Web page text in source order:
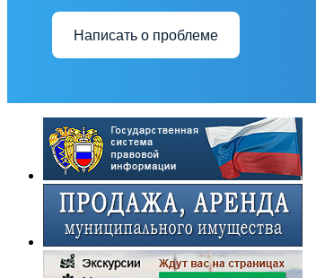
Написать о проблеме